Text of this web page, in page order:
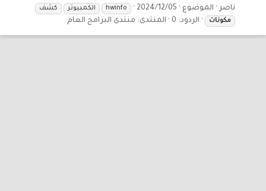
ناصر الموضوع 2024/12/05
hwinfo الكمبيوتر
كشف
مكونات
الردود: 0 المنتدى: منتدى البرامج العام